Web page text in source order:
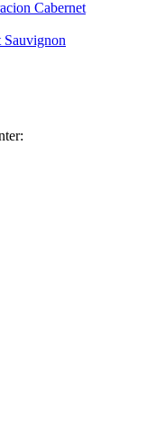
Sauvignon